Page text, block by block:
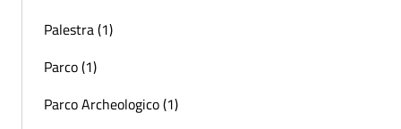
Palestra (1)
Parco (1)
Parco Archeologico (1)